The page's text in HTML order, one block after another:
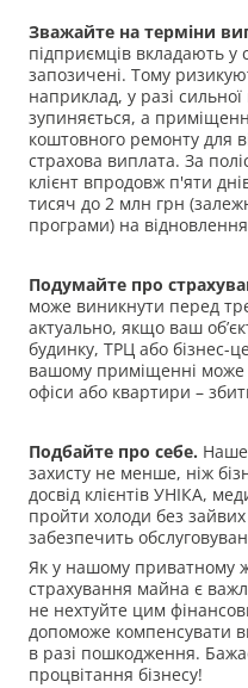
Зважайте на терміни
підприємців вкладають
запозичені. Тому
наприклад, у разі
зупиняється, а
коштовного ремонту для
страхова виплата. За
клієнт впродовж п'яти
тисяч до 2 млн грн
програми) на відновлення
Подумайте про
може виникнути перед
актуально, якщо ваш
будинку, ТРЦ або бізнес-
вашому приміщенні може
офіси або квартири –
Подбайте про себе. Наше
захисту не менше, ніж
досвід клієнтів УНІКА,
пройти холоди без
забезпечить
Як у нашому приватному
страхування майна є
не нехтуйте цим
допоможе компенсувати
в разі пошкодження.
процвітання бізнесу!